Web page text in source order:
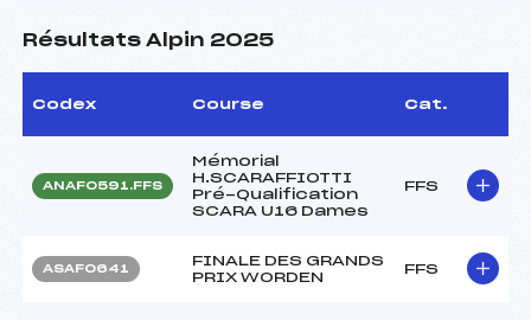
Résultats Alpin 2025
Codex Course Cat.
ANAF0591.FFS
Mémorial
H.SCARAFFIOTTI
Pré-Qualification
SCARA U16 Dames
FFS
ASAF0641
FINALE DES GRANDS
PRIX WORDEN
FFS